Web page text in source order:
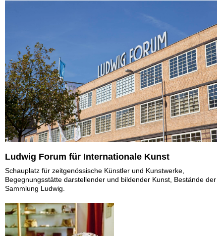
Ludwig Forum für Internationale Kunst
Schauplatz für zeitgenössische Künstler und Kunstwerke,
Begegnungsstätte darstellender und bildender Kunst, Bestände der
Sammlung Ludwig.